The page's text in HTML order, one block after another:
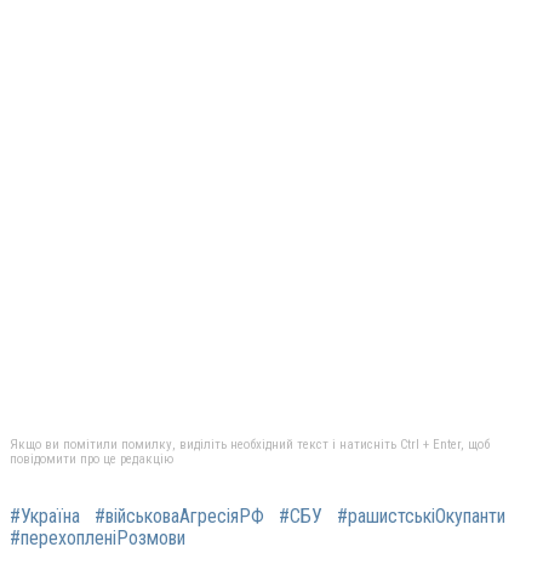
Якщо ви помітили помилку, виділіть необхідний текст і натисніть Ctrl + Enter, щоб
повідомити про це редакцію
#Україна #військоваАгресіяРФ #СБУ
#рашистськіОкупанти
#перехопленіРозмови